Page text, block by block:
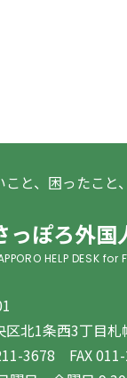
こと、困ったこと
っぽろ外国
HELP DESK
区北1条西3丁目
3678 FAX